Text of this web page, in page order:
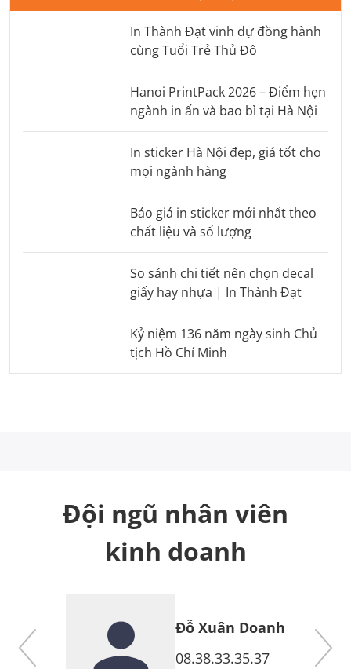
In Thành Đạt vinh dự đồng hành
cùng Tuổi Trẻ Thủ Đô
Hanoi PrintPack 2026 – Điểm hẹn
ngành in ấn và bao bì tại Hà Nội
In sticker Hà Nội đẹp, giá tốt cho
mọi ngành hàng
Báo giá in sticker mới nhất theo
chất liệu và số lượng
So sánh chi tiết nên chọn decal
giấy hay nhựa | In Thành Đạt
Kỷ niệm 136 năm ngày sinh Chủ
tịch Hồ Chí Minh
Đội ngũ nhân viên
kinh doanh
Đỗ Xuân Doanh
08.38.33.35.37